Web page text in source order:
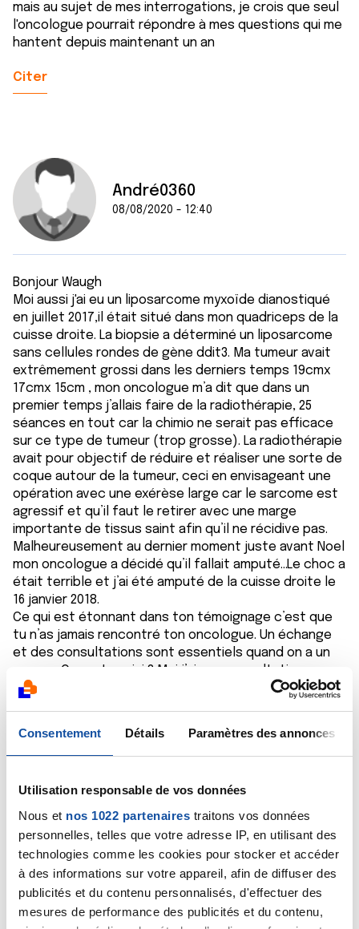
Consentement Détails Paramètres des annonces
Utilisation responsable de vos données
Nous et nos 1022 partenaires traitons vos données
personnelles, telles que votre adresse IP, en utilisant des
technologies comme les cookies pour stocker et accéder
à des informations sur votre appareil, afin de diffuser des
publicités et du contenu personnalisés, d'effectuer des
mesures de performance des publicités et du contenu,
mais au sujet de mes interrogations, je crois que seul
l'oncologue pourrait répondre à mes questions qui me
hantent depuis maintenant un an
Citer
André0360
08/08/2020 - 12:40
Bonjour Waugh
Moi aussi j'ai eu un liposarcome myxoïde dianostiqué
en juillet 2017,il était situé dans mon quadriceps de la
cuisse droite. La biopsie a déterminé un liposarcome
sans cellules rondes de gène ddit3. Ma tumeur avait
extrêmement grossi dans les derniers temps 19cmx
17cmx 15cm , mon oncologue m’a dit que dans un
premier temps j’allais faire de la radiothérapie, 25
séances en tout car la chimio ne serait pas efficace
sur ce type de tumeur (trop grosse). La radiothérapie
avait pour objectif de réduire et réaliser une sorte de
coque autour de la tumeur, ceci en envisageant une
opération avec une exérèse large car le sarcome est
agressif et qu’il faut le retirer avec une marge
importante de tissus saint afin qu’il ne récidive pas.
Malheureusement au dernier moment juste avant Noel
mon oncologue a décidé qu’il fallait amputé…Le choc a
était terrible et j’ai été amputé de la cuisse droite le
16 janvier 2018.
Ce qui est étonnant dans ton témoignage c’est que
tu n’as jamais rencontré ton oncologue. Un échange
et des consultations sont essentiels quand on a un
cancer. Ou es-tu suivi ? Moi j’ai une consultation a
l’oncopole de Toulouse a chaque examens de type irm
balance les infos comme si il parlait a un confrère, il
ne faut pas hésiter a lui dire et de répéter avec des
questions qui te hante ,il faut absolument que tu
insistes a voir un oncologue attitré qui te suivra
pendant ton parcours de soin.
En décembre 2019 j’ai fini un traitement par chimio,3
jours consécutifs en hospitalisation et ceci sur 6 mois
avec 3 semaines de ‘repos’ entre les cycles. Si j’ai fait
cette chimio c’est quand Mai 2019 on a découvert des
métastases dans mon péritoine. Grace a la chimio les